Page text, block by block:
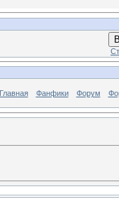
Главная Фанфики Форум